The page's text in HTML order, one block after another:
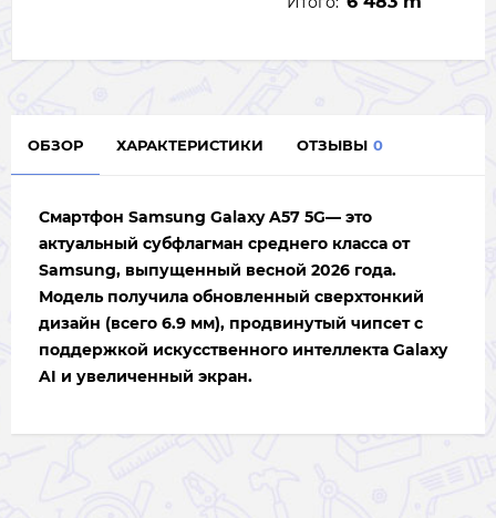
ОБЗОР ХАРАКТЕРИСТИКИ ОТЗЫВЫ 0
Смартфон Samsung Galaxy A57 5G— это
актуальный субфлагман среднего класса от
Samsung, выпущенный весной 2026 года.
Модель получила обновленный сверхтонкий
дизайн (всего 6.9 мм), продвинутый чипсет с
поддержкой искусственного интеллекта Galaxy
AI и увеличенный экран.